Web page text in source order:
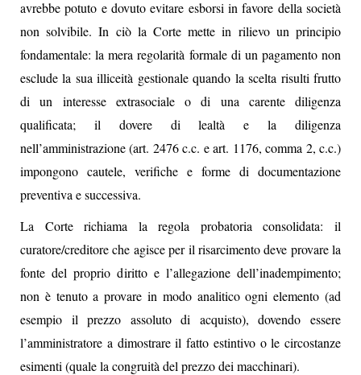
avrebbe potuto e dovuto evitare esborsi in favore della società
non solvibile. In ciò la Corte mette in rilievo un principio
fondamentale: la mera regolarità formale di un pagamento non
esclude la sua illiceità gestionale quando la scelta risulti frutto
di un interesse extrasociale o di una carente diligenza
qualificata; il dovere di lealtà e la diligenza
nell’amministrazione (art. 2476 c.c. e art. 1176, comma 2, c.c.)
impongono cautele, verifiche e forme di documentazione
preventiva e successiva.
La Corte richiama la regola probatoria consolidata: il
curatore/creditore che agisce per il risarcimento deve provare la
fonte del proprio diritto e l’allegazione dell’inadempimento;
non è tenuto a provare in modo analitico ogni elemento (ad
esempio il prezzo assoluto di acquisto), dovendo essere
l’amministratore a dimostrare il fatto estintivo o le circostanze
esimenti (quale la congruità del prezzo dei macchinari).